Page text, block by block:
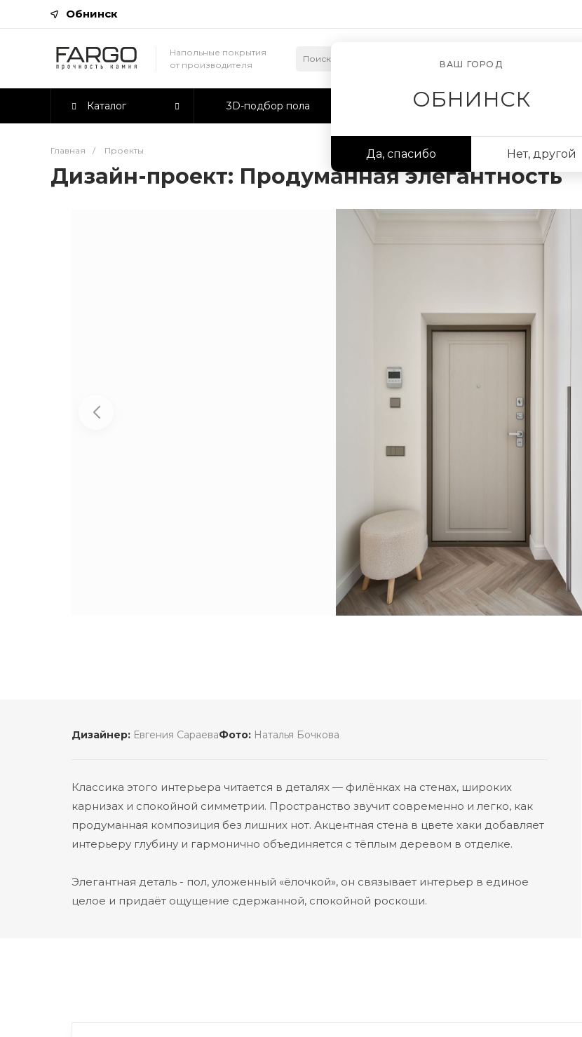
Обнинск
ВАШ ГОРОД
ОБНИНСК
Да, спасибо Нет, другой
Напольные покрытия
от производителя
Каталог 3D-подбор пола Сотрудничество Информация
Главная / Проекты
Дизайн-проект: Продуманная элегантность
Дизайнер: Евгения СараеваФото: Наталья Бочкова
Классика этого интерьера читается в деталях — филёнках на стенах, широких
карнизах и спокойной симметрии. Пространство звучит современно и легко, как
продуманная композиция без лишних нот. Акцентная стена в цвете хаки добавляет
интерьеру глубину и гармонично объединяется с тёплым деревом в отделке.
Элегантная деталь - пол, уложенный «ёлочкой», он связывает интерьер в единое
целое и придаёт ощущение сдержанной, спокойной роскоши.